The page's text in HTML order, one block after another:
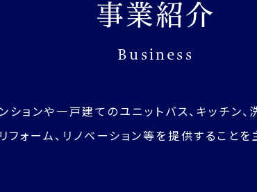
事業紹介
Business
ションや一戸建てのユニットバス、キッチン、
ォーム、リノベーション等を提供することを